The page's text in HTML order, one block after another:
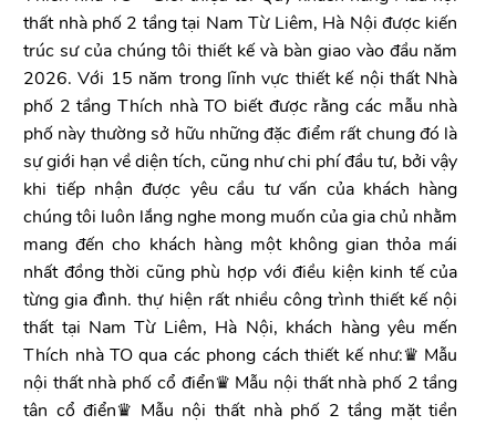
thất nhà phố 2 tầng tại Nam Từ Liêm, Hà Nội được kiến
trúc sư của chúng tôi thiết kế và bàn giao vào đầu năm
2026. Với 15 năm trong lĩnh vực thiết kế nội thất Nhà
phố 2 tầng Thích nhà TO biết được rằng các mẫu nhà
phố này thường sở hữu những đặc điểm rất chung đó là
sự giới hạn về diện tích, cũng như chi phí đầu tư, bởi vậy
khi tiếp nhận được yêu cầu tư vấn của khách hàng
chúng tôi luôn lắng nghe mong muốn của gia chủ nhằm
mang đến cho khách hàng một không gian thỏa mái
nhất đồng thời cũng phù hợp với điều kiện kinh tế của
từng gia đình. thự hiện rất nhiều công trình thiết kế nội
thất tại Nam Từ Liêm, Hà Nội, khách hàng yêu mến
Thích nhà TO qua các phong cách thiết kế như:♛ Mẫu
nội thất nhà phố cổ điển♛ Mẫu nội thất nhà phố 2 tầng
tân cổ điển♛ Mẫu nội thất nhà phố 2 tầng mặt tiền